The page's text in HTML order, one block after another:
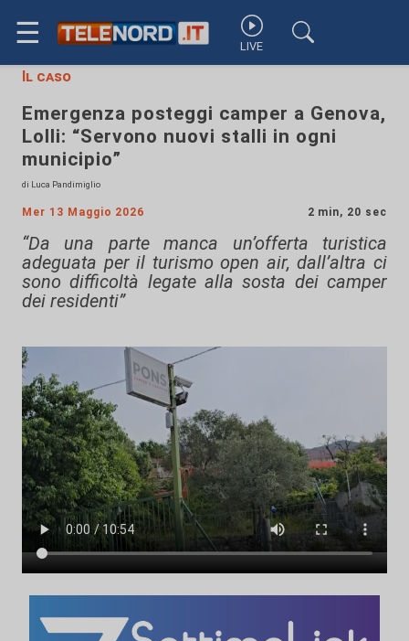
☰ LIVE
Il caso
Emergenza posteggi camper a Genova,
Lolli: “Servono nuovi stalli in ogni
municipio”
di Luca Pandimiglio
Mer 13 Maggio 2026 2 min, 20 sec
“Da una parte manca un’offerta turistica
adeguata per il turismo open air, dall’altra ci
sono difficoltà legate alla sosta dei camper
dei residenti”